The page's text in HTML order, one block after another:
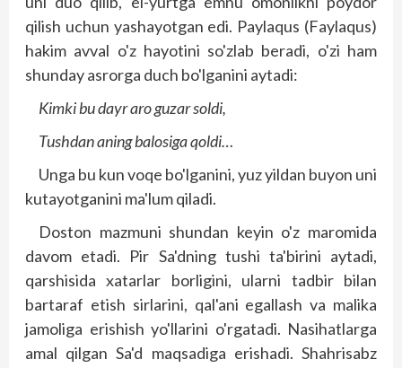
qilish uchun yashayotgan edi. Paylaqus (Faylaqus)
hakim avval o'z hayotini so'zlab beradi, o'zi ham
shunday asrorga duch bo'lganini aytadi:
Kimki bu dayr aro guzar soldi,
Tushdan aning balosiga qoldi…
Unga bu kun voqe bo'lganini, yuz yildan buyon uni
kutayotganini ma'lum qiladi.
Doston mazmuni shundan keyin o'z maromida
davom etadi. Pir Sa'dning tushi ta'birini aytadi,
qarshisida xatarlar borligini, ularni tadbir bilan
bartaraf etish sirlarini, qal'ani egallash va malika
jamoliga erishish yo'llarini o'rgatadi. Nasihatlarga
amal qilgan Sa'd maqsadiga erishadi. Shahrisabz